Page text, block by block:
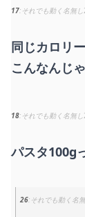
17 それでも動く名無し
同じカロリ
こんなんじ
18 それでも動く名無し
パスタ100g
26 それでも動く名